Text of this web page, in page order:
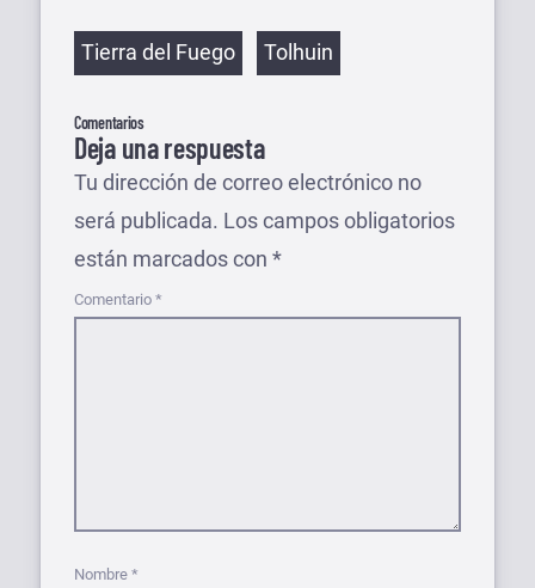
Etiquetas
Tierra del Fuego Tolhuin
Comentarios
Deja una respuesta
Tu dirección de correo electrónico no
será publicada. Los campos obligatorios
están marcados con *
Comentario *
Nombre *